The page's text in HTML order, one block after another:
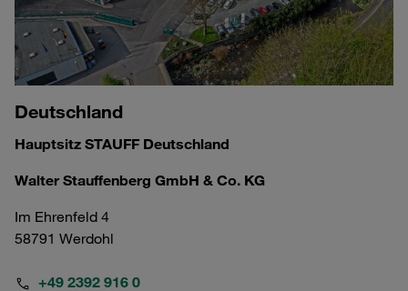
Deutschland
Hauptsitz STAUFF Deutschland
Walter Stauffenberg GmbH & Co. KG
Im Ehrenfeld 4
58791 Werdohl
+49 2392 916 0